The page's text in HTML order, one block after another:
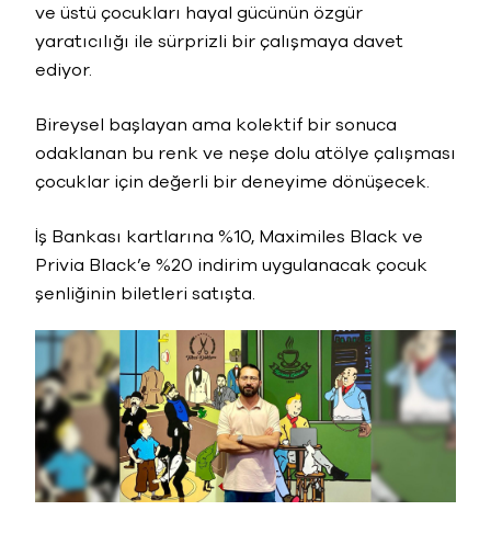
ve üstü çocukları hayal gücünün özgür
yaratıcılığı ile sürprizli bir çalışmaya davet
ediyor.
Bireysel başlayan ama kolektif bir sonuca
odaklanan bu renk ve neşe dolu atölye çalışması
çocuklar için değerli bir deneyime dönüşecek.
İş Bankası kartlarına %10, Maximiles Black ve
Privia Black’e %20 indirim uygulanacak çocuk
şenliğinin biletleri satışta.